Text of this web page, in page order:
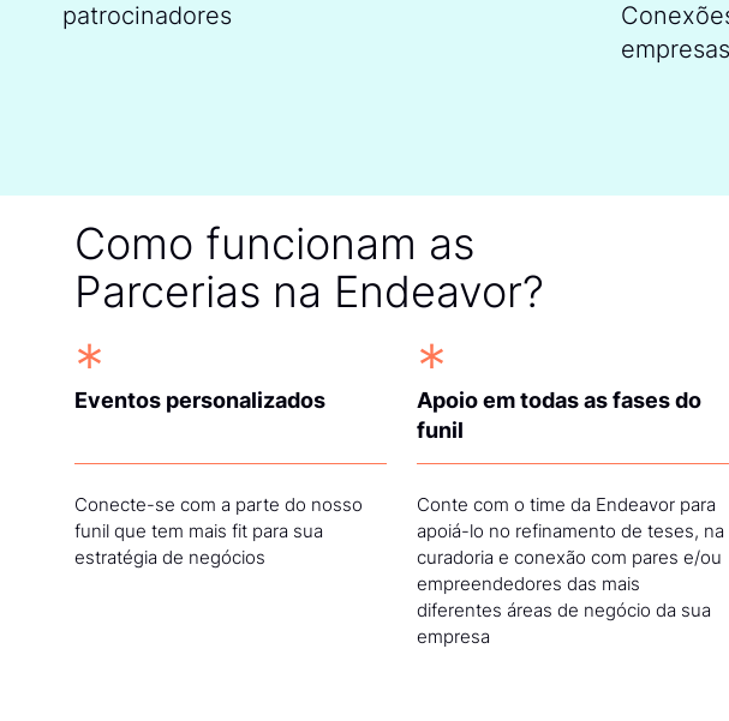
patrocinadores
Como funcionam as
Parcerias na Endeavor?
*
Eventos personalizados
Conecte-se com a parte do nosso
funil que tem mais fit para sua
estratégia de negócios
*
Apoio em todas as fases do
funil
Conte com o time da Endeavor para
apoiá-lo no refinamento de teses, na
curadoria e conexão com pares e/ou
empreendedores das mais
diferentes áreas de negócio da sua
empresa
“
de
valor
Time
“